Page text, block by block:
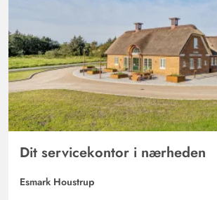
Dit servicekontor i nærheden
Esmark Houstrup